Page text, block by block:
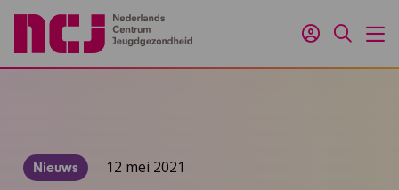
Inloggen
Zoeken
Nieuws 12 mei 2021